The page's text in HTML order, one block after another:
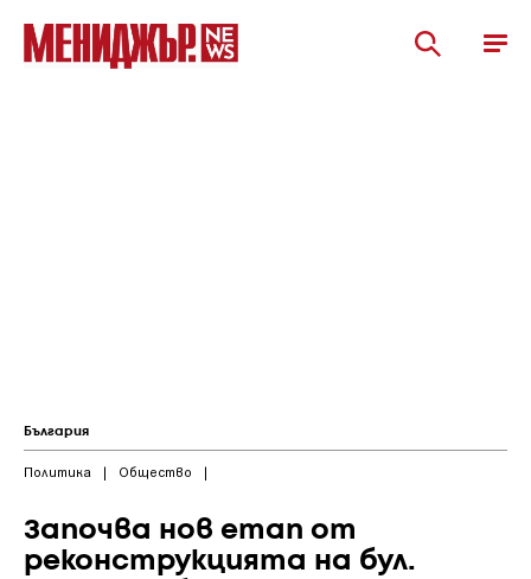
България
Политика | Общество |
Започва нов етап от
реконструкцията на бул.